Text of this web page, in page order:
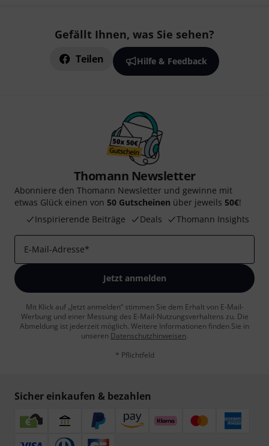
Gefällt Ihnen, was Sie sehen?
Teilen Hilfe & Feedback
Thomann Newsletter
Abonniere den Thomann Newsletter und gewinne mit
etwas Glück einen von 50 Gutscheinen über jeweils 50€!
Inspirierende Beiträge
Deals Thomann Insights
E-Mail-Adresse*
Jetzt anmelden
Mit Klick auf „Jetzt anmelden“ stimmen Sie dem Erhalt von E-Mail-
Werbung und einer Messung des E-Mail-Nutzungsverhaltens zu. Die
Abmeldung ist jederzeit möglich. Weitere Informationen finden Sie in
unseren Datenschutzhinweisen.
* Pflichtfeld
Sicher einkaufen & bezahlen